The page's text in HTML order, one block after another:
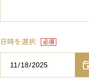
日時を選択